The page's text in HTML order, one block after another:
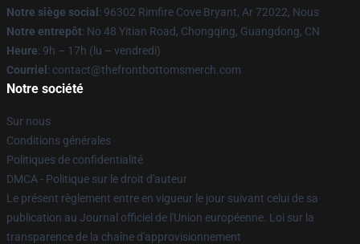
Notre siège social : 96302 Rimfire Cove Bryant, Ar 72022, Nous
Notre entrepôt: No 48 Yitian Road, Chongqing, Guangdong, CN
Heure: 9h – 17h (lu – vendredi)
Courriel : contact@thefrontbottomsmerch.com
Notre société
Sur nous
Conditions générales
Politiques de confidentialité
DMCA - Politique sur le droit d'auteur
Le présent règlement entre en vigueur le jour suivant celui de sa
publication au Journal officiel de l'Union européenne. Loi sur la
transparence de la chaîne d'approvisionnement